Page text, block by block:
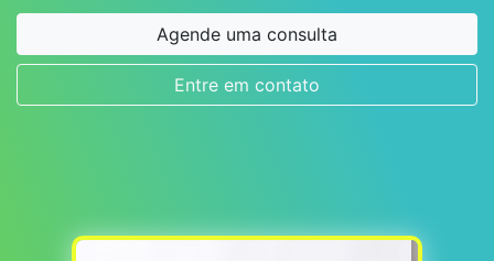
Agende uma consulta
Entre em contato